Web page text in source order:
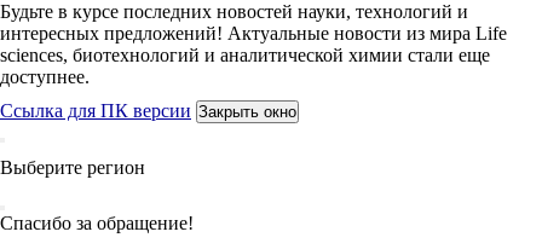
Будьте в курсе последних новостей науки, технологий и
интересных предложений! Актуальные новости из мира Life
sciences, биотехнологий и аналитической химии стали еще
доступнее.
Ссылка для ПК версии Закрыть окно
Выберите регион
Спасибо за обращение!